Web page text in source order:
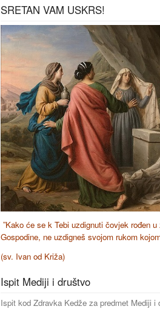
SRETAN VAM USKRS!
”Kako će se k Tebi uzdignuti čovjek rođen
Gospodine, ne uzdigneš svojom rukom
(sv. Ivan od Križa)
Ispit Mediji i društvo
Ispit kod Zdravka Kedže za predmet Mediji i